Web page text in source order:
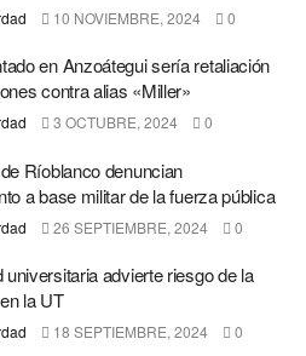
10 NOVIEMBRE, 2024 0
en Anzoátegui sería retaliación
contra alias «Miller»
3 OCTUBRE, 2024 0
Ríoblanco denuncian
a base militar de la fuerza pública
26 SEPTIEMBRE, 2024 0
universitaria advierte riesgo de la
la UT
18 SEPTIEMBRE, 2024 0